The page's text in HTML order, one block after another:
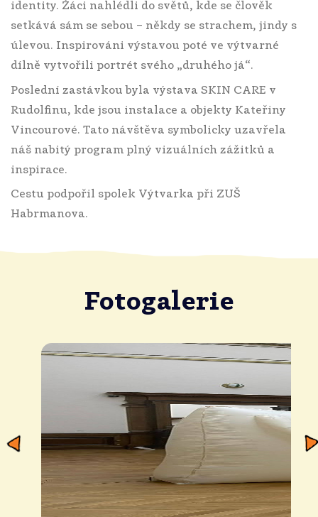
identity. Žáci nahlédli do světů, kde se člověk
setkává sám se sebou – někdy se strachem, jindy s
úlevou. Inspirováni výstavou poté ve výtvarné
dílně vytvořili portrét svého „druhého já“.
Poslední zastávkou byla výstava SKIN CARE v
Rudolfinu, kde jsou instalace a objekty Kateřiny
Vincourové. Tato návštěva symbolicky uzavřela
náš nabitý program plný vizuálních zážitků a
inspirace.
Cestu podpořil spolek Výtvarka při ZUŠ
Habrmanova.
Fotogalerie